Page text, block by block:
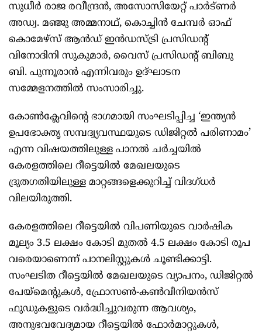
സുധീർ രാജ രവീന്ദ്രൻ, അസോസിയേറ്റ് പാർട്ണർ
അഡ്വ. മഞ്ജു അമ്മനാഥ്, കൊച്ചിൻ ചേമ്പർ ഓഫ്
കൊമേഴ്സ് ആൻഡ് ഇൻഡസ്ട്രി പ്രസിഡന്റ്
വിനോദിനി സുകുമാർ, വൈസ് പ്രസിഡന്റ് ബിബു
ബി. പുന്നൂരാൻ എന്നിവരും ഉദ്ഘാടന
സമ്മേളനത്തിൽ സംസാരിച്ചു.
കോൺക്ലേവിന്റെ ഭാഗമായി സംഘടിപ്പിച്ച ‘ഇന്ത്യൻ
ഉപഭോക്തൃ സമ്പദ്വ്യവസ്ഥയുടെ ഡിജിറ്റൽ പരിണാമം’
എന്ന വിഷയത്തിലുള്ള പാനൽ ചർച്ചയിൽ
കേരളത്തിലെ റീട്ടെയിൽ മേഖലയുടെ
ദ്രുതഗതിയിലുള്ള മാറ്റങ്ങളെക്കുറിച്ച് വിദഗ്ധർ
വിലയിരുത്തി.
കേരളത്തിലെ റീട്ടെയിൽ വിപണിയുടെ വാർഷിക
മൂല്യം 3.5 ലക്ഷം കോടി മുതൽ 4.5 ലക്ഷം കോടി രൂപ
വരെയാണെന്ന് പാനലിസ്റ്റുകൾ ചൂണ്ടിക്കാട്ടി.
സംഘടിത റീട്ടെയിൽ മേഖലയുടെ വ്യാപനം, ഡിജിറ്റൽ
പേയ്മെന്റുകൾ, ഫ്രോസൺ-കൺവീനിയൻസ്
ഫുഡുകളുടെ വർദ്ധിച്ചുവരുന്ന ആവശ്യം,
അനുഭവവേദ്യമായ റീട്ടെയിൽ ഫോർമാറ്റുകൾ,